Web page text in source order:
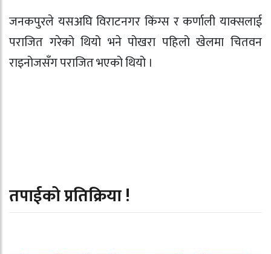
जनकपुरले यसअघि विराटनगर किंग्स र कर्णाली याक्सलाई
पराजित गरेको थियो भने पोखरा पहिलो खेलमा चितवन
राइनोजसँग पराजित भएको थियो ।
तपाईको प्रतिक्रिया !